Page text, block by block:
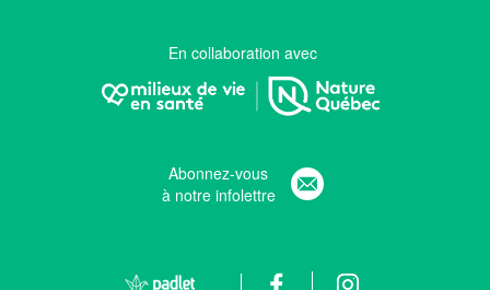
En collaboration avec
Abonnez-vous
à notre infolettre